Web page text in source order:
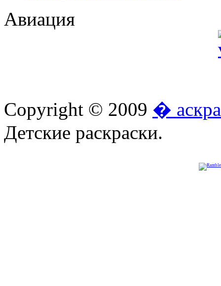
Авиация
Copyright © 2009 �
Детские раскраски.